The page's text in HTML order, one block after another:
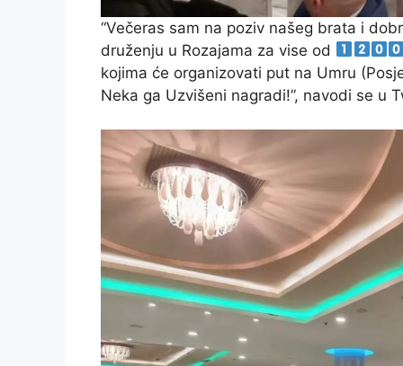
“Večeras sam na poziv našeg brata i
druženju u Rozajama za vise od
kojima će organizovati put na Umru
Neka ga Uzvišeni nagradi!”, navodi se u